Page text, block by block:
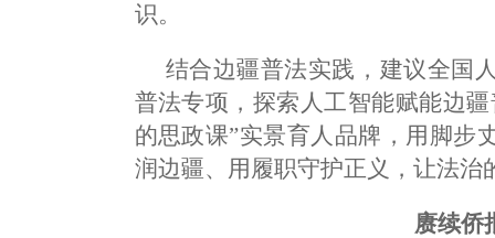
识。
结合边疆普法实践，建议全国
普法专项，探索人工智能赋能边
的思政课”实景育人品牌，用脚步
润边疆、用履职守护正义，让法
赓续侨